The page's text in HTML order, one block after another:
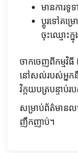
មានការ
ប្តូរទៅគម្
ចុះឈ្មោះក្
ចាកចេញពីកម្ម
នៅសល់របស់អ្នកនឹ
វិក្កយបត្របន្ទាប់រ
សម្រាប់ព័ត៌មាន
ញឹកញាប់។